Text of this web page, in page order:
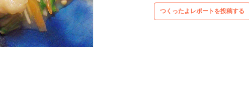
つくったよレポートを投稿する